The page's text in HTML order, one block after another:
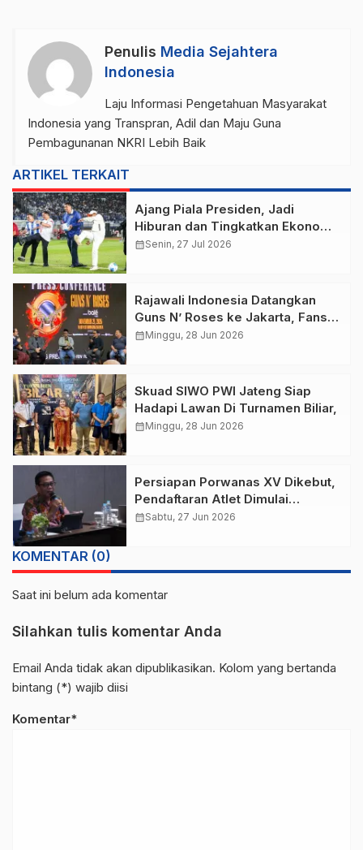
Penulis Media Sejahtera
Indonesia
Laju Informasi Pengetahuan Masyarakat
Indonesia yang Transpran, Adil dan Maju Guna
Pembagunanan NKRI Lebih Baik
ARTIKEL TERKAIT
Ajang Piala Presiden, Jadi
Hiburan dan Tingkatkan Ekonomi
Rakyat
calendar_monthSenin, 27 Jul 2026
Rajawali Indonesia Datangkan
Guns N’ Roses ke Jakarta, Fans
Sambut Antusias
calendar_monthMinggu, 28 Jun 2026
Skuad SIWO PWI Jateng Siap
Hadapi Lawan Di Turnamen Biliar,
calendar_monthMinggu, 28 Jun 2026
Persiapan Porwanas XV Dikebut,
Pendaftaran Atlet Dimulai
Agustus dengan Verifikasi Ketat
calendar_monthSabtu, 27 Jun 2026
KOMENTAR (0)
Saat ini belum ada komentar
Silahkan tulis komentar Anda
Email Anda tidak akan dipublikasikan. Kolom yang bertanda
bintang (*) wajib diisi
Komentar*